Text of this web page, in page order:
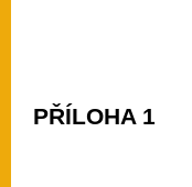
PŘÍLOHA 1